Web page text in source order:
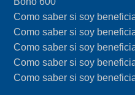
Como saber si soy
Como saber si soy
Como saber si soy
Como saber si soy
Como saber si soy